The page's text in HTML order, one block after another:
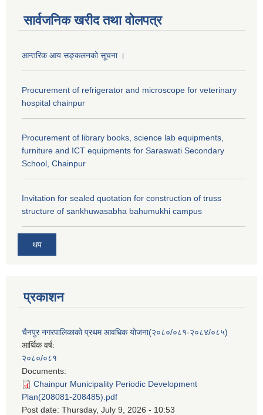
सार्वजनिक खरीद तथा वाेलपत्र
आन्तरिक आय सङ्कलनको सूचना ।
Procurement of refrigerator and microscope for veterinary
hospital chainpur
Procurement of library books, science lab equipments,
furniture and ICT equipments for Saraswati Secondary
School, Chainpur
Invitation for sealed quotation for construction of truss
structure of sankhuwasabha bahumukhi campus
थप
प्रकाशन
चैनपुर नगरपालिकाको प्रथम आवधिक योजना(२०८०/०८१-२०८४/०८५)
आर्थिक वर्ष:
२०८०/०८१
Documents:
Chainpur Municipality Periodic Development
Plan(208081-208485).pdf
Post date: Thursday, July 9, 2026 - 10:53